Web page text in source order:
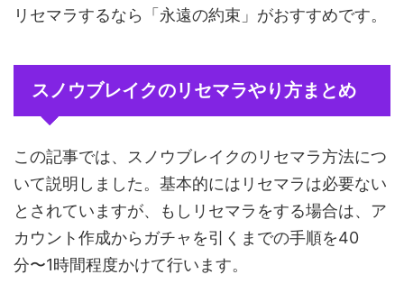
リセマラするなら「永遠の約束」がおすすめです。
スノウブレイクのリセマラやり方まとめ
この記事では、スノウブレイクのリセマラ方法につ
いて説明しました。基本的にはリセマラは必要ない
とされていますが、もしリセマラをする場合は、ア
カウント作成からガチャを引くまでの手順を40
分〜1時間程度かけて行います。